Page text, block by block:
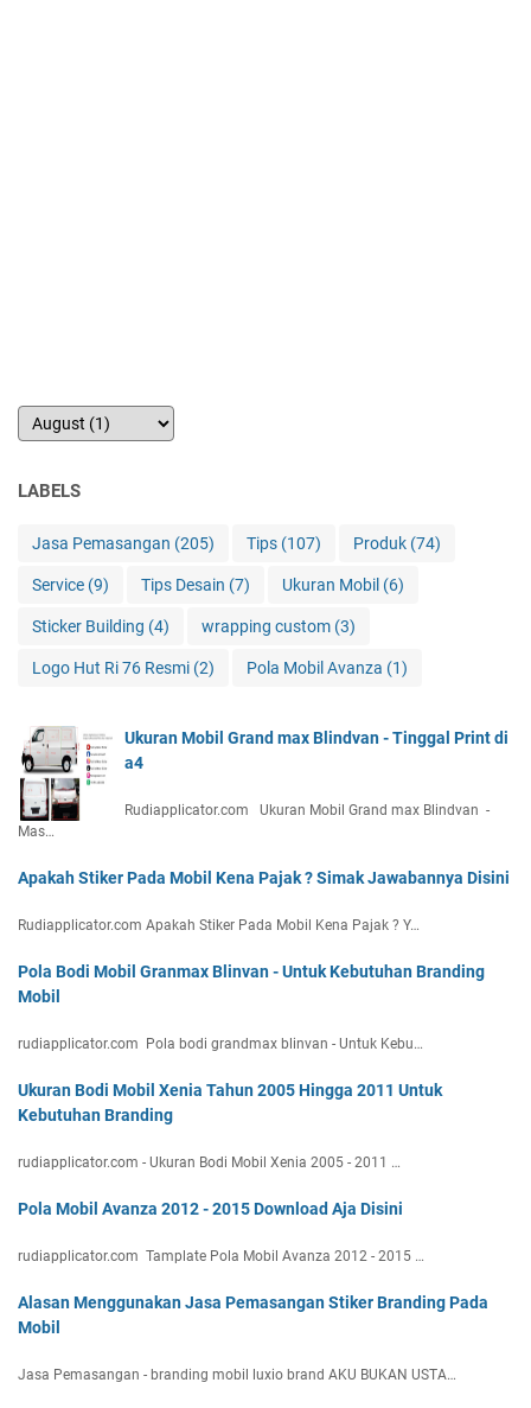
LABELS
Jasa Pemasangan (205) Tips (107) Produk (74)
Service (9) Tips Desain (7) Ukuran Mobil (6)
Sticker Building (4) wrapping custom (3)
Logo Hut Ri 76 Resmi (2) Pola Mobil Avanza (1)
Ukuran Mobil Grand max Blindvan - Tinggal Print di
a4
Rudiapplicator.com Ukuran Mobil Grand max Blindvan -
Mas…
Apakah Stiker Pada Mobil Kena Pajak ? Simak Jawabannya Disini
Rudiapplicator.com Apakah Stiker Pada Mobil Kena Pajak ? Y…
Pola Bodi Mobil Granmax Blinvan - Untuk Kebutuhan Branding
Mobil
rudiapplicator.com Pola bodi grandmax blinvan - Untuk Kebu…
Ukuran Bodi Mobil Xenia Tahun 2005 Hingga 2011 Untuk
Kebutuhan Branding
rudiapplicator.com - Ukuran Bodi Mobil Xenia 2005 - 2011 …
Pola Mobil Avanza 2012 - 2015 Download Aja Disini
rudiapplicator.com Tamplate Pola Mobil Avanza 2012 - 2015 …
Alasan Menggunakan Jasa Pemasangan Stiker Branding Pada
Mobil
Jasa Pemasangan - branding mobil luxio brand AKU BUKAN USTA…